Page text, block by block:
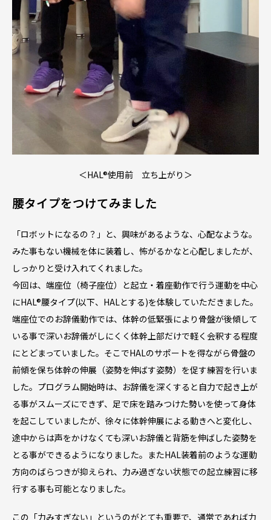
＜HAL®︎使用前 立ち上がり＞
腰タイプをつけてみました
「ロボットになるの？」と、興味があるような、心配なような。
みた事もない機械を体に装着し、怖がるかなと心配しましたが、
しっかりと受け入れてくれました。
今回は、端座位（椅子座位）と起立・着座動作で行う運動を中心
にHAL®︎腰タイプ(以下、HALとする)を体験していただきました。
端座位でのお辞儀動作では、体幹の低緊張により骨盤が後傾して
いる事で深いお辞儀がしにくく体幹上部だけで軽く会釈する程度
にとどまっていました。そこでHALのサポートを得ながら骨盤の
前傾を保ち体幹の伸展（姿勢を伸ばす姿勢）を促す練習を行いま
した。プログラム開始時は、お辞儀を深くすると自力で起き上が
る事がスムーズにできず、足で床を踏みつけた勢いを使って身体
を起こしていましたが、徐々に体幹伸展による動きへと変化し、
途中からは声をかけなくても深いお辞儀と背筋を伸ばした姿勢を
とる事ができるようになりました。またHAL装着前のような運動
方向のばらつきが抑えられ、力み過ぎない状態での起立練習に移
行する事も可能となりました。
この「力みすぎない」というのがとても重要で、通常であれば力